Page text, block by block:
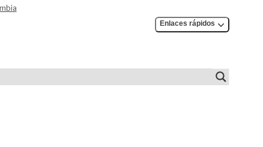
Enlaces rápidos